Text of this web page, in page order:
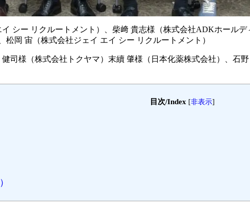
シー リクルートメント）、柴﨑 貴志様（株式会社ADKホール
岡 宙（株式会社ジェイ エイ シー リクルートメント）
司様（株式会社トクヤマ）末續 肇様（日本化薬株式会社）、石
目次/Index [非表示]